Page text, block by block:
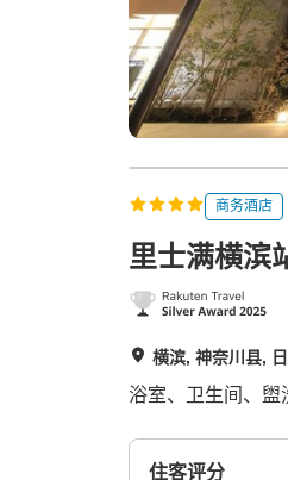
商务酒店
里士满横滨
横滨, 神奈川县,
浴室、卫生间、盥
住客评分